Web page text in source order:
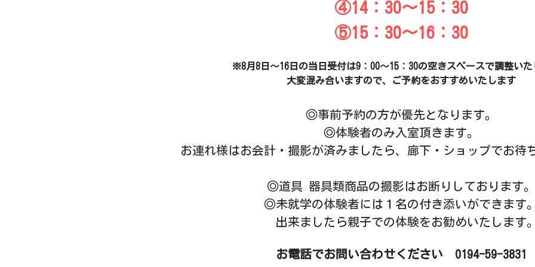
④14：30～15：30
⑤15：30～16：30
※8月8日～16日の当日受付は9：00～15：30の空きスペースで調整いた
大変混み合いますので、ご予約をおすすめいたします
◎事前予約の方が優先となります。
◎体験者のみ入室頂きます。
お連れ様はお会計・撮影が済みましたら、廊下・ショップでお待
◎道具 器具類商品の撮影はお断りしております。
◎未就学の体験者には１名の付き添いができます。
出来ましたら親子での体験をお勧めいたします。
お電話でお問い合わせください　0194-59-3831